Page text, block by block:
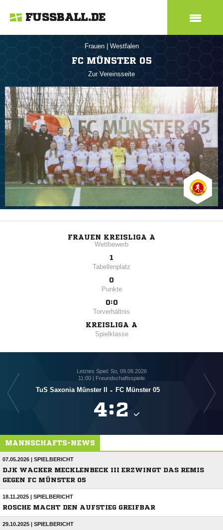
FUSSBALL.DE
Frauen Westfalen
FC MÜNSTER 05
Zur Vereinsseite
FRAUEN KREISLIGA A
Wettbewerb
1
Tabellenplatz
0
Punkte
0:0
Torverhältnis
KREISLIGA A
Spielklasse
Letztes Spiel: So, 09.08.2026
11:00 | Freundschaftsspiele
TuS Saxonia Münster II - FC Münster 05
:
MANNSCHAFTS-NEWS
07.05.2026 | SPIELBERICHT
DJK WACKER MECKLENBECK III ERZWINGT DAS REMIS
GEGEN FC MÜNSTER 05
18.11.2025 | SPIELBERICHT
ROSCHE MACHT DEN AUFSTIEG GREIFBAR
29.10.2025 | SPIELBERICHT